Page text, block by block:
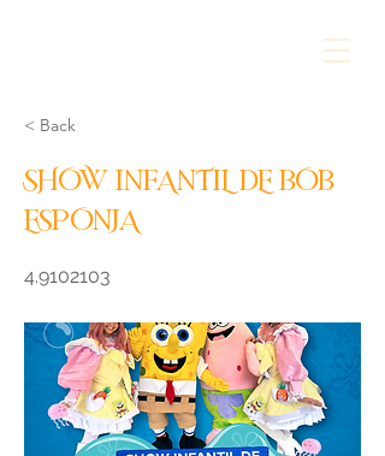
< Back
SHOW INFANTIL DE BOB
ESPONJA
4.9102103